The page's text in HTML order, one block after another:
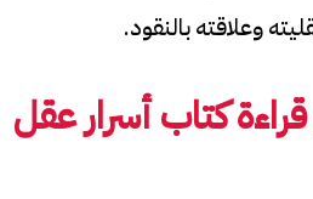
وعلاقته بالنقود.
كتاب أسرار عقل